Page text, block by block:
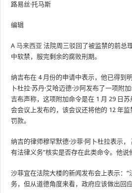
路易丝·托马斯
编辑
A马来西亚 法院周三驳回了被监禁的前总
中软禁，服完剩余的腐败刑期。
纳吉布在 4 月份的申请中表示，他已得到
卜杜拉·苏丹·艾哈迈德·沙阿发布了一项附
吉布声称，这项附加命令是在 1 月 29 日
会会议上发布的，该会议还将他的 12 年
罚款。
纳吉的律师穆罕默德·沙菲·阿卜杜拉表示，
有法律义务”核实是否存在此类命令。他说
沙菲宜在法院大楼的新闻发布会上表示：“
务，但从道德角度来看，政府应该做出回